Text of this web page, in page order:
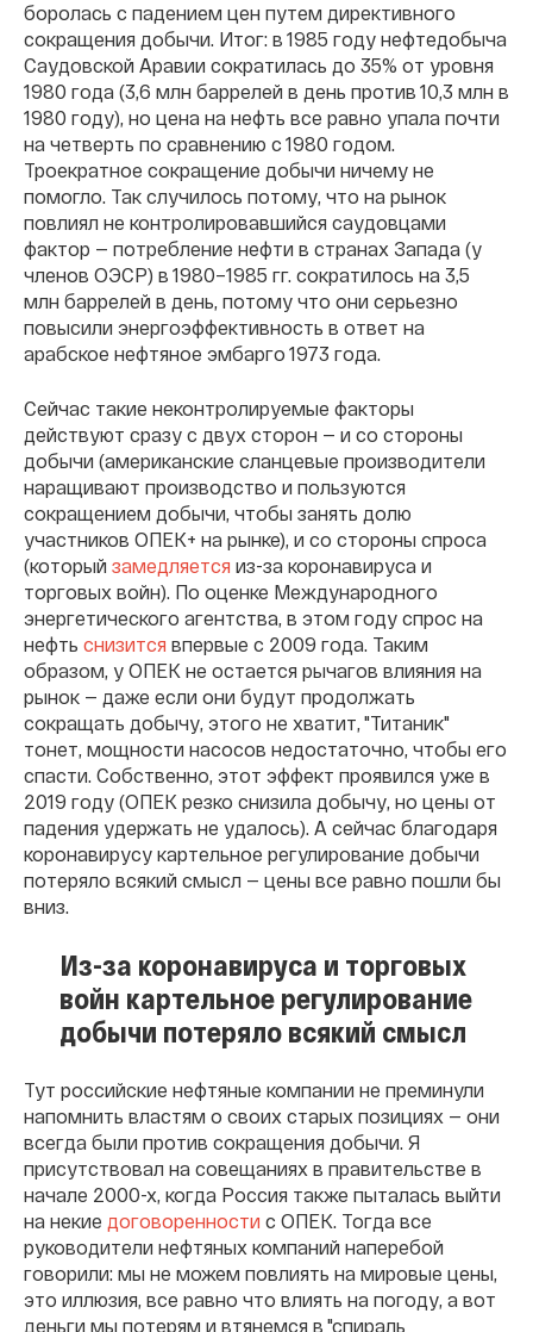
боролась с падением цен путем директивного
сокращения добычи. Итог: в 1985 году нефтедобыча
Саудовской Аравии сократилась до 35% от уровня
1980 года (3,6 млн баррелей в день против 10,3 млн в
1980 году), но цена на нефть все равно упала почти
на четверть по сравнению с 1980 годом.
Троекратное сокращение добычи ничему не
помогло. Так случилось потому, что на рынок
повлиял не контролировавшийся саудовцами
фактор — потребление нефти в странах Запада (у
членов ОЭСР) в 1980–1985 гг. сократилось на 3,5
млн баррелей в день, потому что они серьезно
повысили энергоэффективность в ответ на
арабское нефтяное эмбарго 1973 года.
Сейчас такие неконтролируемые факторы
действуют сразу с двух сторон — и со стороны
добычи (американские сланцевые производители
наращивают производство и пользуются
сокращением добычи, чтобы занять долю
участников ОПЕК+ на рынке), и со стороны спроса
(который замедляется из-за коронавируса и
торговых войн). По оценке Международного
энергетического агентства, в этом году спрос на
нефть снизится впервые с 2009 года. Таким
образом, у ОПЕК не остается рычагов влияния на
рынок — даже если они будут продолжать
сокращать добычу, этого не хватит, "Титаник"
тонет, мощности насосов недостаточно, чтобы его
спасти. Собственно, этот эффект проявился уже в
2019 году (ОПЕК резко снизила добычу, но цены от
падения удержать не удалось). А сейчас благодаря
коронавирусу картельное регулирование добычи
потеряло всякий смысл — цены все равно пошли бы
вниз.
Из-за коронавируса и торговых
войн картельное регулирование
добычи потеряло всякий смысл
Тут российские нефтяные компании не преминули
напомнить властям о своих старых позициях — они
всегда были против сокращения добычи. Я
присутствовал на совещаниях в правительстве в
начале 2000-х, когда Россия также пыталась выйти
на некие договоренности с ОПЕК. Тогда все
руководители нефтяных компаний наперебой
говорили: мы не можем повлиять на мировые цены,
это иллюзия, все равно что влиять на погоду, а вот
деньги мы потерям и втянемся в "спираль